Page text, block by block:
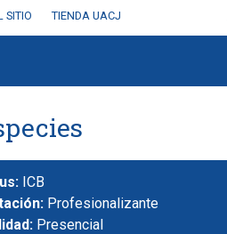
SITIO TIENDA UACJ
ICB
Profesionalizante
Presencial